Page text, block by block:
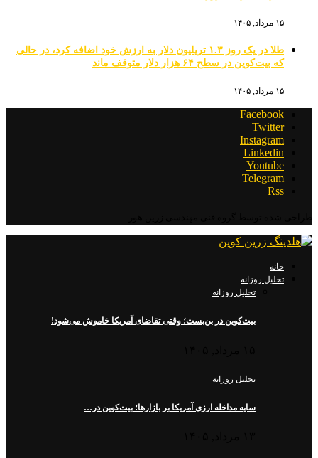
۱۵ مرداد, ۱۴۰۵
طلا در یک روز ۱.۳ تریلیون دلار به ارزش خود اضافه کرد، در حالی
که بیت‌کوین در سطح ۶۴ هزار دلار متوقف ماند
۱۵ مرداد, ۱۴۰۵
Facebook
Twitter
Instagram
Linkedin
Youtube
Telegram
Rss
خانه
تحلیل روزانه
تحلیل روزانه
بیت‌کوین در بن‌بست؛ وقتی تقاضای آمریکا خاموش می‌شود!
تحلیل روزانه
سایه مداخله ارزی آمریکا بر بازارها؛ بیت‌کوین در…